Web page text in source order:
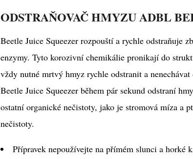
z
5
hvězdiček.
ODSTRAŇOVAČ HMYZU ADBL
Beetle Juice Squeezer rozpouští a rychle odstraňuje
enzymy. Tyto korozivní chemikálie pronikají do
vždy nutné mrtvý hmyz rychle odstranit a
Beetle Juice Squeezer během pár sekund odstraní
ostatní organické nečistoty, jako je stromová míza a
nečistoty.
Přípravek nepoužívejte na přímém slunci a horké